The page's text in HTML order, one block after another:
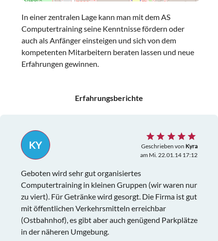
In einer zentralen Lage kann man mit dem AS
Computertraining seine Kenntnisse fördern oder
auch als Anfänger einsteigen und sich von dem
kompetenten Mitarbeitern beraten lassen und neue
Erfahrungen gewinnen.
Erfahrungsberichte
KY Geschrieben von Kyra
am Mi. 22.01.14 17:12
Geboten wird sehr gut organisiertes
Computertraining in kleinen Gruppen (wir waren nur
zu viert). Für Getränke wird gesorgt. Die Firma ist gut
mit öffentlichen Verkehrsmitteln erreichbar
(Ostbahnhof), es gibt aber auch genügend Parkplätze
in der näheren Umgebung.